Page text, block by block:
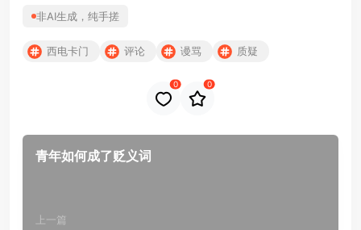
非AI生成，纯手搓
西电卡门 评论 谩骂 质疑
0 0
青年如何成了贬义词
上一篇